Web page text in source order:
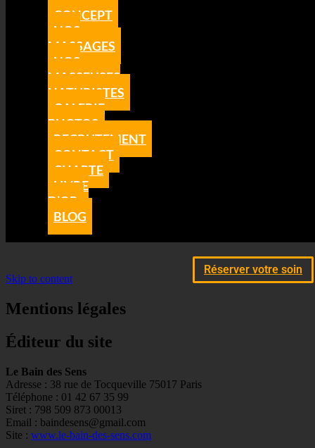
CONCEPT
NOS
MASSAGES
NOS
MASSEUSES
NATURISTES
GALERIE
PHOTOS
RECRUTEMENT
CONTACT
CHARTE
LIVRE
D’OR
BLOG
Réserver votre soin
Skip to content
Mentions légales
Éditeur du site
Le Bain des Sens
Adresse : 38 rue de Tocqueville 75017 Paris
Téléphone : 01 42 67 35 99
Siret : 798 509 873 00013
Email : baindesens@gmail.com
Site : www.le-bain-des-sens.com